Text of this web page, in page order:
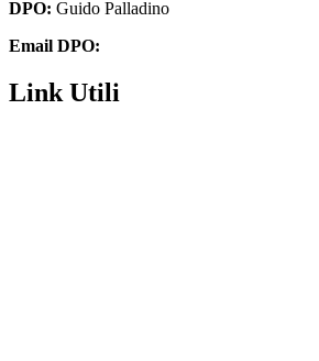
DPO: Guido Palladino
Email DPO:
Link Utili